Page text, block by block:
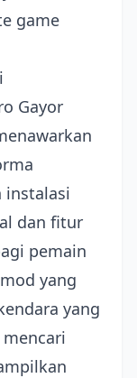
game
Gayor
instalasi
dan fitur
pemain
yang
yang